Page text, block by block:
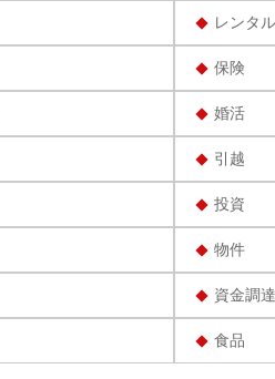
レンタ
保険
婚活
引越
投資
物件
資金調達
食品